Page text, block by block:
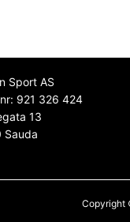
Sport AS
921 326 424
13
Sauda
Copyright